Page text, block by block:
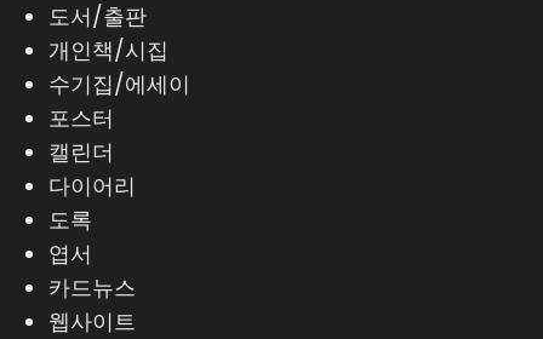
도서/출판
개인책/시집
수기집/에세이
포스터
캘린더
다이어리
도록
엽서
카드뉴스
웹사이트